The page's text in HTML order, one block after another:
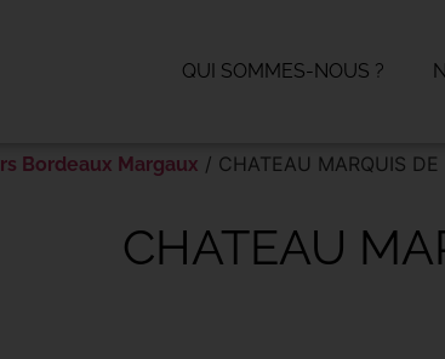
QUI SOMMES-NOUS ?
Bordeaux Margaux / CHATEAU MARQUIS
CHATEAU